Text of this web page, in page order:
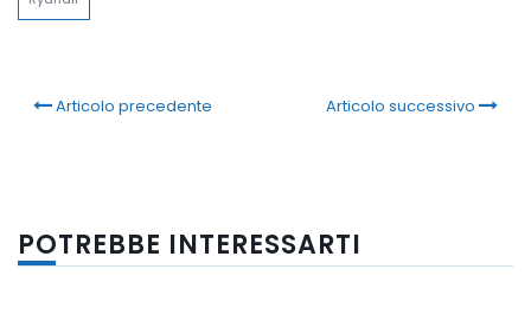
Articolo precedente Articolo successivo
POTREBBE INTERESSARTI